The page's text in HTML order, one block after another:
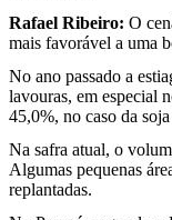
Rafael Ribeiro: O
mais favorável a uma
No ano passado a
lavouras, em especial
45,0%, no caso da
Na safra atual, o
Algumas pequenas
replantadas.